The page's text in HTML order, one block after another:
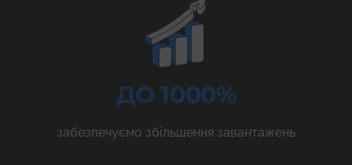
ДО 1000%
забезпечуємо збільшення завантажень